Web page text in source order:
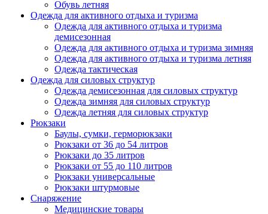
Обувь летняя
Одежда для активного отдыха и туризма
Одежда для активного отдыха и туризма
демисезонная
Одежда для активного отдыха и туризма зимняя
Одежда для активного отдыха и туризма летняя
Одежда тактическая
Одежда для силовых структур
Одежда демисезонная для силовых структур
Одежда зимняя для силовых структур
Одежда летняя для силовых структур
Рюкзаки
Баулы, сумки, герморюкзаки
Рюкзаки от 36 до 54 литров
Рюкзаки до 35 литров
Рюкзаки от 55 до 110 литров
Рюкзаки универсальные
Рюкзаки штурмовые
Снаряжение
Медицинские товары